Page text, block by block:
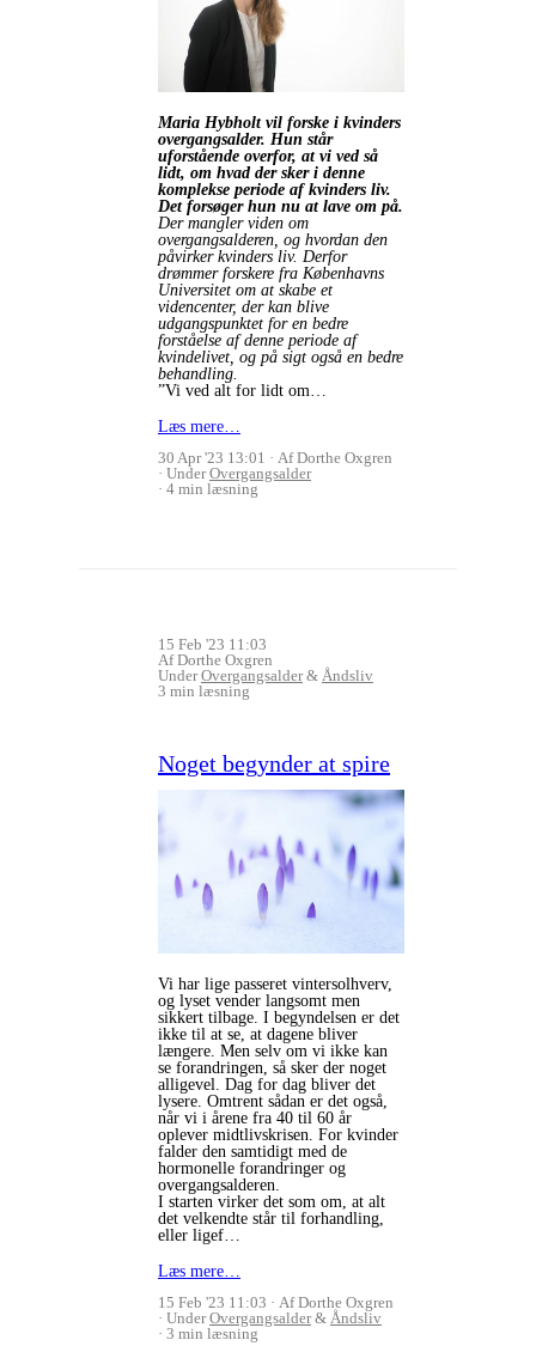
Maria Hybholt vil forske i kvinders
overgangsalder. Hun står
uforstående overfor, at vi ved så
lidt, om hvad der sker i denne
komplekse periode af kvinders liv.
Det forsøger hun nu at lave om på.
Der mangler viden om
overgangsalderen, og hvordan den
påvirker kvinders liv. Derfor
drømmer forskere fra Københavns
Universitet om at skabe et
videncenter, der kan blive
udgangspunktet for en bedre
forståelse af denne periode af
kvindelivet, og på sigt også en bedre
behandling.
”Vi ved alt for lidt om…
Læs mere…
30 Apr '23 13:01
Af Dorthe Oxgren
UnderOvergangsalder
4 min læsning
15 Feb '23 11:03
Af Dorthe Oxgren
UnderOvergangsalder& Åndsliv
3 min læsning
Noget begynder at spire
Vi har lige passeret vintersolhverv,
og lyset vender langsomt men
sikkert tilbage. I begyndelsen er det
ikke til at se, at dagene bliver
længere. Men selv om vi ikke kan
se forandringen, så sker der noget
alligevel. Dag for dag bliver det
lysere. Omtrent sådan er det også,
når vi i årene fra 40 til 60 år
oplever midtlivskrisen. For kvinder
falder den samtidigt med de
hormonelle forandringer og
overgangsalderen.
I starten virker det som om, at alt
det velkendte står til forhandling,
eller ligef…
Læs mere…
15 Feb '23 11:03
Af Dorthe Oxgren
UnderOvergangsalder& Åndsliv
3 min læsning